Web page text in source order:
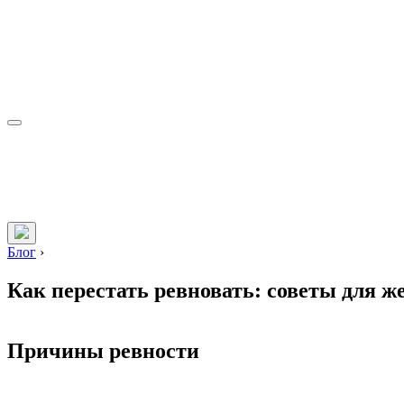
Блог ›
Как перестать ревновать: советы для
Причины ревности